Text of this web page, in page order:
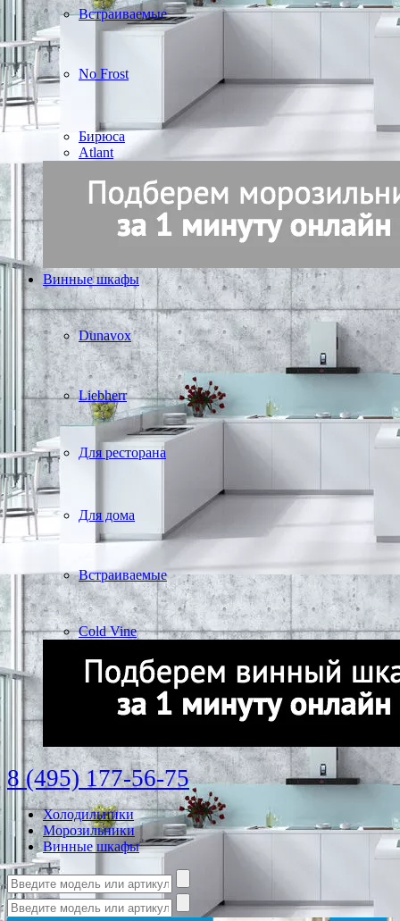
Встраиваемые
No Frost
Бирюса
Atlant
Винные шкафы
Dunavox
Liebherr
Для ресторана
Для дома
Встраиваемые
Cold Vine
8 (495) 177-56-75
Холодильники
Морозильники
Винные шкафы